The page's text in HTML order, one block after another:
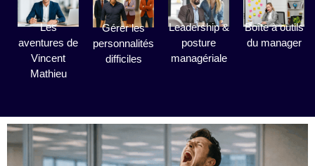
Les
aventures de
Vincent
Mathieu
Gérer les
personnalités
difficiles
Leadership &
posture
managériale
Boîte à outils
du manager